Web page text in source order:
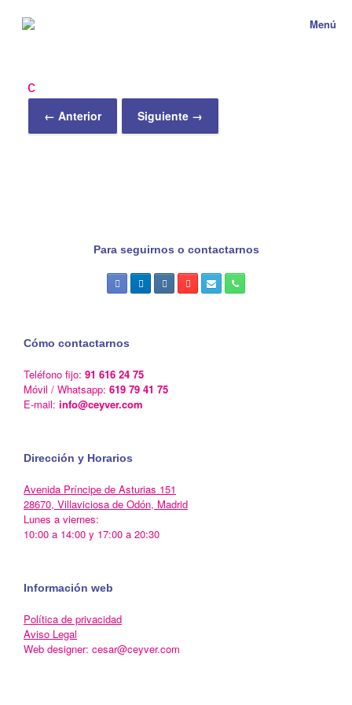
Menú
c
← Anterior Siguiente →
Para seguirnos o contactarnos
Cómo contactarnos
Teléfono fijo: 91 616 24 75
Móvil / Whatsapp: 619 79 41 75
E-mail: info@ceyver.com
Dirección y Horarios
Avenida Príncipe de Asturias 151
28670, Villaviciosa de Odón, Madrid
Lunes a viernes:
10:00 a 14:00 y 17:00 a 20:30
Información web
Política de privacidad
Aviso Legal
Web designer: cesar@ceyver.com